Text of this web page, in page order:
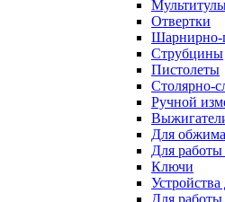
Отвертки
Шарнирно-
Струбцины
Пистолеты
Столярно-
Ручной
Для
Для работы
Ключи
Для работы